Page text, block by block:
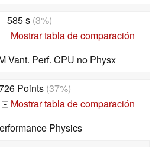
585 s (3%)
+
Mostrar tabla de comparación
Vant. Perf. CPU no Physx
Points (37%)
+
Mostrar tabla de comparación
Physics